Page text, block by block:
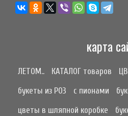
карта
ЛЕТОМ.. КАТАЛОГ товаров
букеты из РОЗ
с пионами
цветы в шляпной коробке